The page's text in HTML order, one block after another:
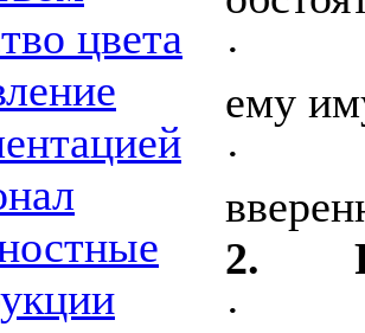
цвета
·
ему
·
2.
·